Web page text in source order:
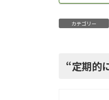
カテゴリー
“定期的